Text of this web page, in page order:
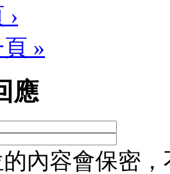
›
»
應
內容會保密